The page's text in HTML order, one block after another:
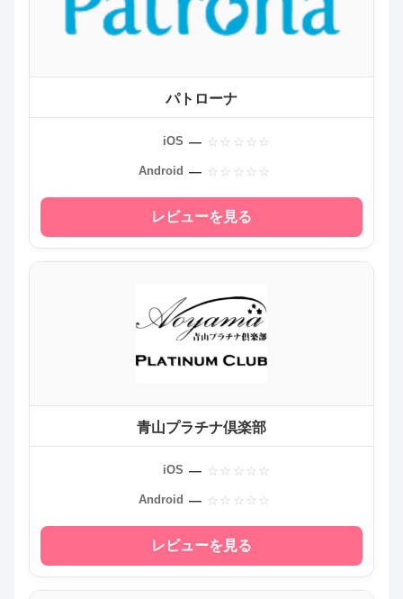
パトローナ
iOS —
Android —
レビューを見る
青山プラチナ倶楽部
iOS —
Android —
レビューを見る